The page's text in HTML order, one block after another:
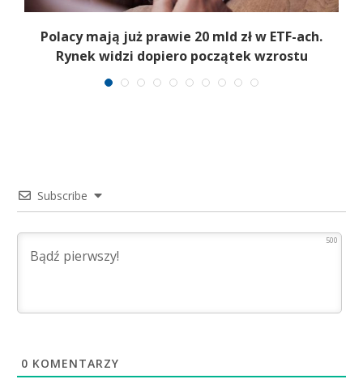
Polacy mają już prawie 20 mld zł w ETF-ach.
Rynek widzi dopiero początek wzrostu
Subscribe
500
0 KOMENTARZY